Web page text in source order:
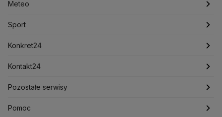
Lotnisko Chopina
Mariusz Błaszczak
Mark Zuckerberg
Ministerstwo Aktywów Państwowych
Ministerstwo Infrastruktury
Ministerstwo Rolnictwa
Sport
Zdrowie
Technologia
Artykuły
Newslettery
Fakty o Świecie
Ludzie Faktów
Łódź
Katowice
Kraków
Poznań
Trójmiasto
Najnowsze
Notowania
Pieniądze
Nieruchomości
Rynki
Dla firm
Meteo
Pogoda godzinowa
Pogoda długoterminowa
Pogoda na jutro
Pogoda na weekend
Najnowsze
Sport
Piłka Nożna
Tenis
Kolarstwo
Skoki Narciarskie
Konkret24
Najnowsze
Polska
Świat
Kontakt24
Najnowsze
Gorące Tematy
Pozostałe serwisy
TVN
Pomoc